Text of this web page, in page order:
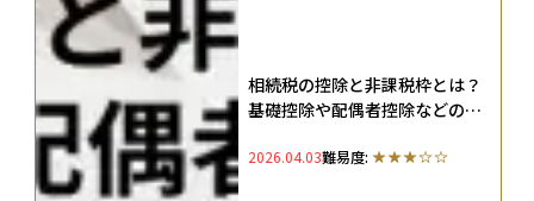
相続税の控除と非課税枠とは？
基礎控除や配偶者控除などの計
2026.04.03難易度: